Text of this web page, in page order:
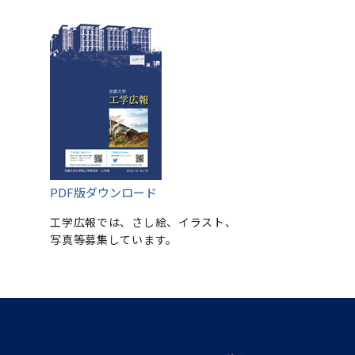
PDF版ダウンロード
工学広報では、さし絵、イラスト、
写真等募集しています。